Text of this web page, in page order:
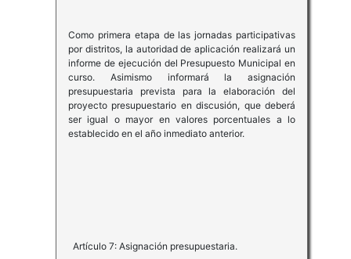
Como primera etapa de las jornadas participativas
por distritos, la autoridad de aplicación realizará un
informe de ejecución del Presupuesto Municipal en
curso. Asimismo informará la asignación
presupuestaria prevista para la elaboración del
proyecto presupuestario en discusión, que deberá
ser igual o mayor en valores porcentuales a lo
establecido en el año inmediato anterior.
Artículo 7: Asignación presupuestaria.